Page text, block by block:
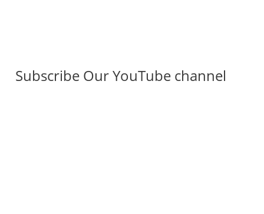
Subscribe Our YouTube channel